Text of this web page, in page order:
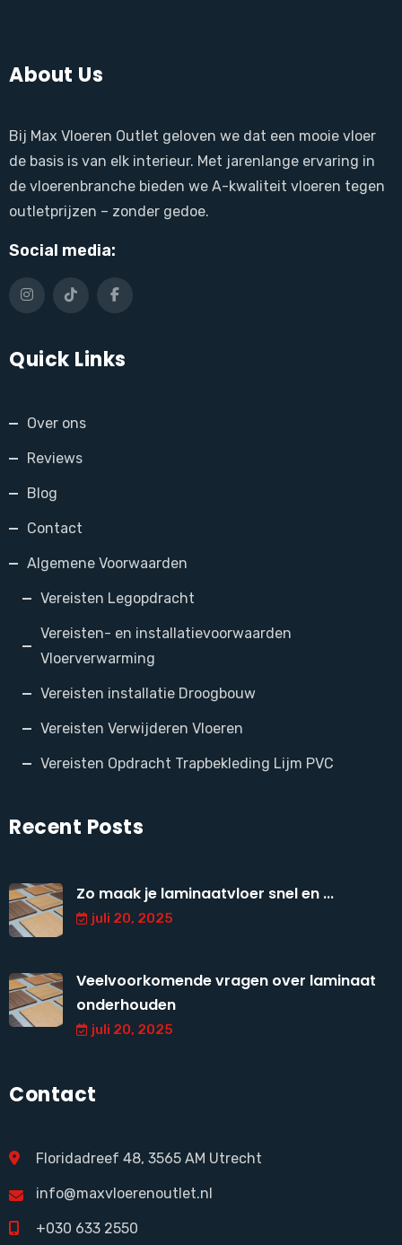
About Us
Bij Max Vloeren Outlet geloven we dat een mooie vloer
de basis is van elk interieur. Met jarenlange ervaring in
de vloerenbranche bieden we A-kwaliteit vloeren tegen
outletprijzen – zonder gedoe.
Social media:
Quick Links
Over ons
Reviews
Blog
Contact
Algemene Voorwaarden
Vereisten Legopdracht
Vereisten- en installatievoorwaarden
Vloerverwarming
Vereisten installatie Droogbouw
Vereisten Verwijderen Vloeren
Vereisten Opdracht Trapbekleding Lijm PVC
Recent Posts
Zo maak je laminaatvloer snel en ...
juli 20, 2025
Veelvoorkomende vragen over laminaat
onderhouden
juli 20, 2025
Contact
Floridadreef 48, 3565 AM Utrecht
info@maxvloerenoutlet.nl
+030 633 2550